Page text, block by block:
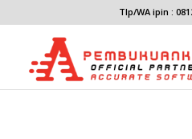
Tlp/WA ipin :